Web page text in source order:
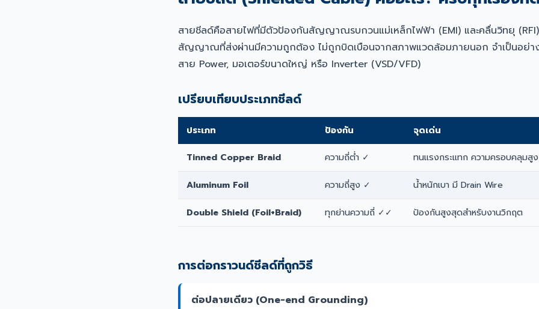
สายชีลด์คือสายไฟที่มีตัวป้องกันสัญญาณรบกวนแม่เหล็กไฟฟ้า (EMI) และคลื่นวิทยุ
สัญญาณที่ส่งผ่านมีความถูกต้อง ไม่ถูกบิดเบือนจากสภาพแวดล้อมภายนอก จำเป็นอย่า
สาย Power, มอเตอร์ขนาดใหญ่ หรือ Inverter (VSD/VFD)
เปรียบเทียบประเภทชีลด์
ประเภท ป้องกัน จุดเด่น
Tinned Copper Braid ความถี่ต่ำ ✓ ทนแรงกระแทก ความครอบคลุมสูง
Aluminum Foil ความถี่สูง ✓ น้ำหนักเบา มี Drain Wire
Double Shield (Foil+Braid) ทุกย่านความถี่ ✓✓ ป้องกันสูงสุดสำหรับงานวิกฤต
การต่อกราวนด์ชีลด์ที่ถูกวิธี
ต่อปลายเดียว (One-end Grounding)